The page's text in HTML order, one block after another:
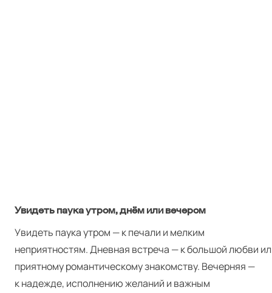
Увидеть паука утром, днём или вечером
Увидеть паука утром — к печали и мелким
неприятностям. Дневная встреча — к большой любви
приятному романтическому знакомству. Вечерняя —
к надежде, исполнению желаний и важным